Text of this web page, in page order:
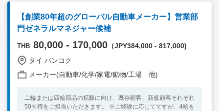
【組織】 全体約950名 （日本人10名弱） 営業部門：タイ人MGR
＋タイ人営業スタッフ3-4名＊日本人0名 レポートライン：MD
【必須要件】 ・製造業界での業務経験（顧客対応経験があると
尚可） ＊特に射出成形品／組立品の経験があれば尚可 ・図面や
ュニケーション） ＊主に社内メール、タイ人スタッフとのコミ
ュニケーションは英語です 【歓迎要件】 ・タイ人スタッフへの
指導が可能な方
【創業80年超のグローバル自動車メーカー】営業部
門ゼネラルマネジャー候補
THB 80,000 - 170,000 （JPY384,000 - 817,000)
タイ バンコク
メーカー(自動車/化学/家電/鉱物/工場 他)
二輪または四輪部品の拡販に向け、既存顧客、新規顧客それぞれ
50％程をご担当いただきます。 ※ご経験に応じてですが、4輪を